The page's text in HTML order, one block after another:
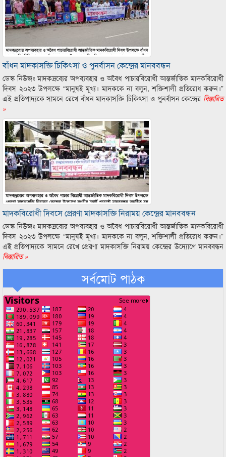
বাঁধন মাদকাসক্তি চিকিৎসা ও পুনর্বাসন কেন্দ্রের মানববন্ধন
ডেস্ক নিউজঃ মাদকদ্রব্যের অপব্যবহার ও অবৈধ পাচারবিরোধী আন্তর্জাতিক মাদকবিরোধী
দিবস ২০২৩ উপলক্ষে “মানুষই মূখ্য। মাদককে না বলুন, শক্তিশালী প্রতিরোধ করুন।”
এই প্রতিপাদ্যকে সামনে রেখে বাঁধন মাদকাসক্তি চিকিৎসা ও পুনর্বাসন কেন্দ্রের বিস্তারিত
»
মাদকবিরোধী দিবসে প্রেরণা মাদকাসক্তি নিরাময় কেন্দ্রের মানববন্ধন
ডেস্ক নিউজঃ মাদকদ্রব্যের অপব্যবহার ও অবৈধ পাচারবিরোধী আন্তর্জাতিক মাদকবিরোধী
দিবস ২০২৩ উপলক্ষে “মানুষই মূখ্য। মাদককে না বলুন, শক্তিশালী প্রতিরোধ করুন।”
এই প্রতিপাদ্যকে সামনে রেখে প্রেরণা মাদকাসক্তি নিরাময় কেন্দ্রের উদ্যোগে মানববন্ধন
বিস্তারিত »
সর্বমোট পাঠক